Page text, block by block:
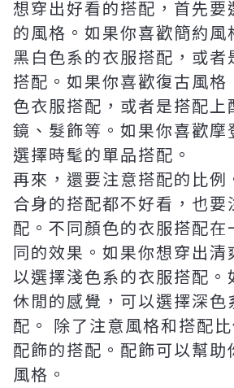
想穿出好看的搭配，首先要
的風格。如果你喜歡簡約風
黑白色系的衣服搭配，或者
搭配。如果你喜歡復古風格
色衣服搭配，或者是搭配上
鏡、髮飾等。如果你喜歡摩
選擇時髦的單品搭配。
再來，還要注意搭配的比例
合身的搭配都不好看，也要
配。不同顏色的衣服搭配在
同的效果。如果你想穿出清
以選擇淺色系的衣服搭配。
休閒的感覺，可以選擇深色
配。 除了注意風格和搭配
配飾的搭配。配飾可以幫助
風格。